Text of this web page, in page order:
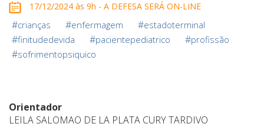
17/12/2024 às 9h - A DEFESA SERÁ ON-LINE
#crianças #enfermagem #estadoterminal
#finitudedevida #pacientepediatrico #profissão
#sofrimentopsiquico
Orientador
LEILA SALOMAO DE LA PLATA CURY TARDIVO